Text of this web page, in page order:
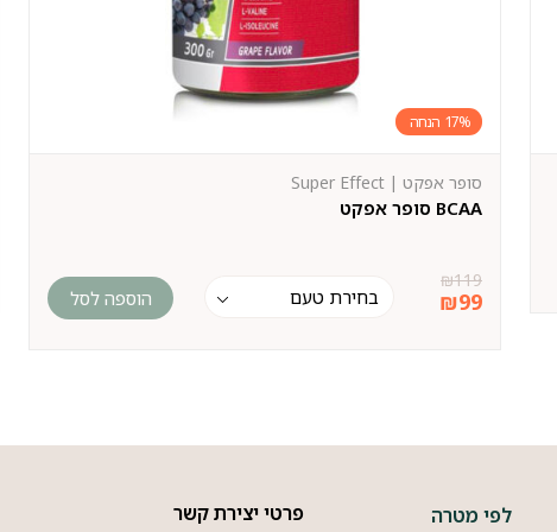
17%
BCAA סופר אפקט
סופר אפקט | Super Effect
₪119
₪99 הוספה לסל
לפי מטרה פרטי יצירת קשר